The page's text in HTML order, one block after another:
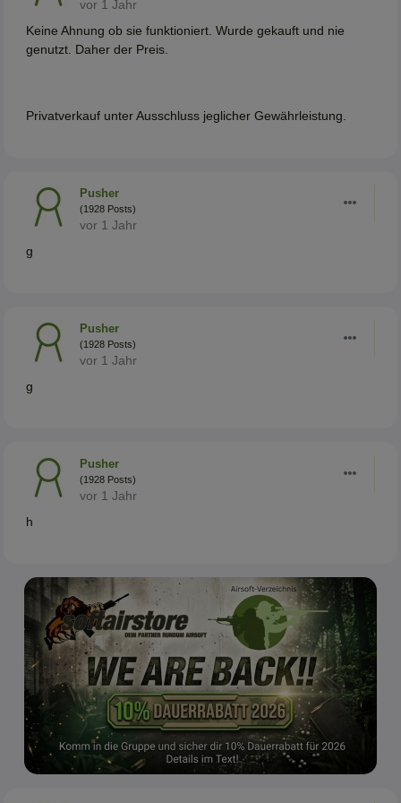
vor 1 Jahr
Keine Ahnung ob sie funktioniert. Wurde gekauft und nie
genutzt. Daher der Preis.
Privatverkauf unter Ausschluss jeglicher Gewährleistung.
Pusher
(1928 Posts)
vor 1 Jahr
g
Pusher
(1928 Posts)
vor 1 Jahr
g
Pusher
(1928 Posts)
vor 1 Jahr
h